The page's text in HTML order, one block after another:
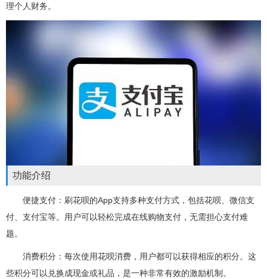
理个人财务。
功能介绍
便捷支付：刷花呗的App支持多种支付方式，包括花呗、微信支
付、支付宝等。用户可以轻松完成在线购物支付，无需担心支付难
题。
消费积分：每次使用花呗消费，用户都可以获得相应的积分。这
些积分可以兑换成现金或礼品，是一种非常有效的激励机制。